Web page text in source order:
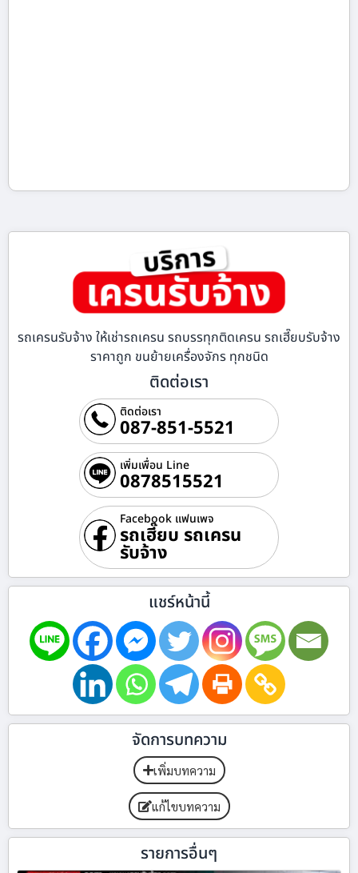
รถเครนรับจ้าง ให้เช่ารถเครน รถบรรทุกติดเครน รถเฮี๊ยบรับจ้าง
ราคาถูก ขนย้ายเครื่องจักร ทุกชนิด
ติดต่อเรา
ติดต่อเรา
087-851-5521
เพิ่มเพื่อน Line
0878515521
Facebook แฟนเพจ
รถเฮี๊ยบ รถเครน
รับจ้าง
แชร์หน้านี้
จัดการบทความ
เพิ่มบทความ
แก้ไขบทความ
รายการอื่นๆ